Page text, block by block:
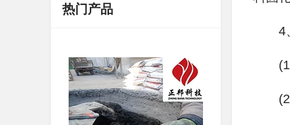
热门产品
4、
(1)
(2)